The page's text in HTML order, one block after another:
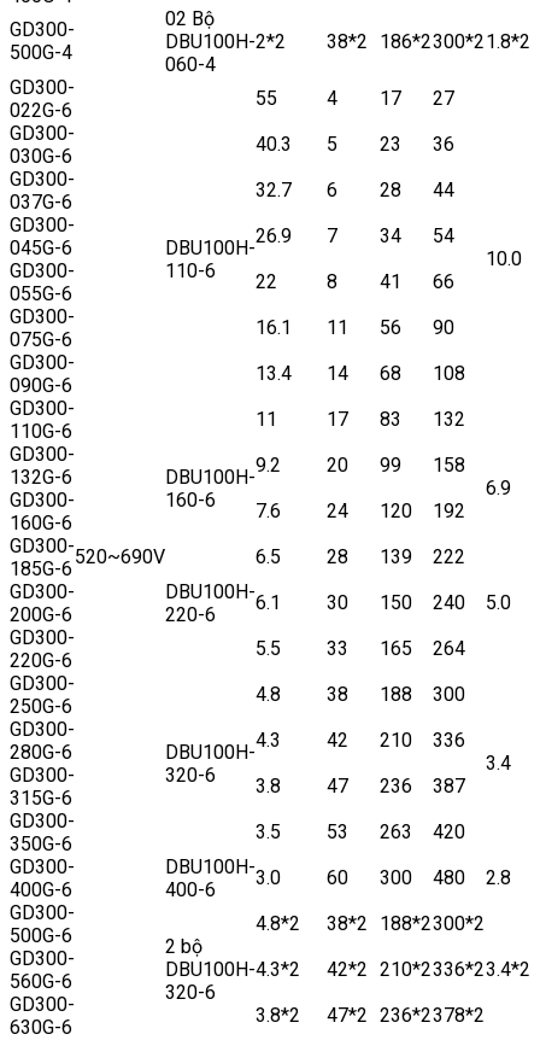
GD300-
500G-4
02 Bộ
DBU100H-
060-4
2*2 38*2 186*2300*21.8*2
GD300-
022G-6
520~690V
DBU100H-
110-6
55 4 17 27
10.0
GD300-
030G-6
40.3 5 23
36
GD300-
037G-6
32.7 6 28
44
GD300-
045G-6
26.9 7 34
54
GD300-
055G-6
22 8 41
66
GD300-
075G-6
16.1 11 56
90
GD300-
090G-6
13.4 14 68
108
GD300-
110G-6
11 17 83
132
GD300-
132G-6
DBU100H-
160-6
9.2 20 99
158
6.9
GD300-
160G-6
7.6 24 120
192
GD300-
185G-6
DBU100H-
220-6
6.5 28 139
222
5.0
GD300-
200G-6
6.1 30 150
240
GD300-
220G-6
5.5 33 165
264
GD300-
250G-6
DBU100H-
320-6
4.8 38 188 300
3.4
GD300-
280G-6
4.3 42 210
336
GD300-
315G-6
3.8 47 236
387
GD300-
350G-6
3.5 53 263
420
GD300-
400G-6
DBU100H-
400-6
3.0 60 300 480
2.8
GD300-
500G-6
2 bộ
DBU100H-
320-6
4.8*2 38*2 188*2300*2
3.4*2
GD300-
560G-6
4.3*2 42*2 210*2336*2
GD300-
630G-6
3.8*2 47*2 236*2378*2